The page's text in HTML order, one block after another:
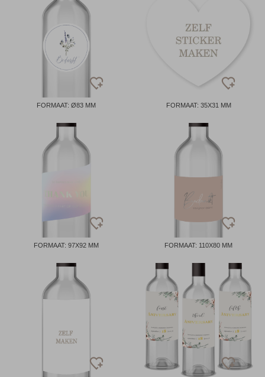
FORMAAT: Ø83 MM FORMAAT: 35X31 MM
FORMAAT: 97X92 MM FORMAAT: 110X80 MM